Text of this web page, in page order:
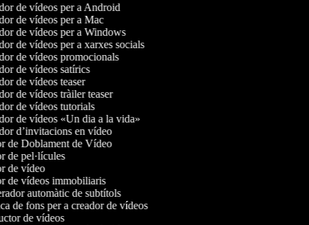
de vídeos per a Android
de vídeos per a Mac
de vídeos per a Windows
de vídeos per a xarxes socials
de vídeos promocionals
de vídeos satírics
de vídeos teaser
de vídeos tràiler teaser
de vídeos tutorials
de vídeos «Un dia a la vida»
d’invitacions en vídeo
de Doblament de Vídeo
de pel·lícules
de vídeo
de vídeos immobiliaris
automàtic de subtítols
de fons per a creador de vídeos
de vídeos